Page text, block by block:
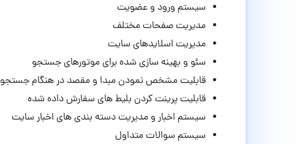
سیستم ورود و عضویت
مدیریت صفحات مختلف
مدیریت اسلایدهای سایت
سئو و بهینه سازی شده برای موتورهای جستجو
قابلیت مشخص نمودن مبدا و مقصد در هنگام جستجو
قابلیت پرینت کردن بلیط های سفارش داده شده
سیستم اخبار و مدیریت دسته بندی های اخبار سایت
سیستم سوالات متداول